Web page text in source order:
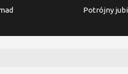
Potrójny